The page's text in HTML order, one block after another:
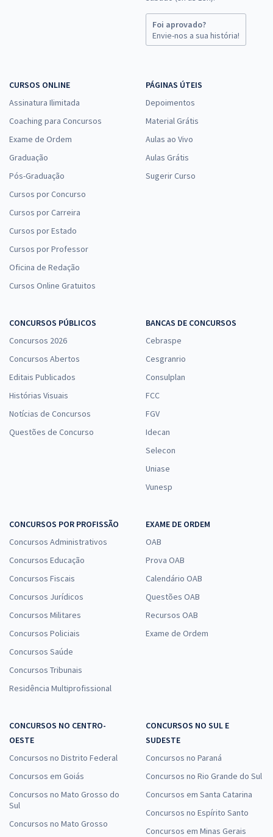
Foi aprovado?
Envie-nos a sua história!
CURSOS ONLINE
Assinatura Ilimitada
Coaching para Concursos
Exame de Ordem
Graduação
Pós-Graduação
Cursos por Concurso
Cursos por Carreira
Cursos por Estado
Cursos por Professor
Oficina de Redação
Cursos Online Gratuitos
PÁGINAS ÚTEIS
Depoimentos
Material Grátis
Aulas ao Vivo
Aulas Grátis
Sugerir Curso
CONCURSOS PÚBLICOS
Concursos 2026
Concursos Abertos
Editais Publicados
Histórias Visuais
Notícias de Concursos
Questões de Concurso
BANCAS DE CONCURSOS
Cebraspe
Cesgranrio
Consulplan
FCC
FGV
Idecan
Selecon
Uniase
Vunesp
CONCURSOS POR PROFISSÃO
Concursos Administrativos
Concursos Educação
Concursos Fiscais
Concursos Jurídicos
Concursos Militares
Concursos Policiais
Concursos Saúde
Concursos Tribunais
Residência Multiprofissional
EXAME DE ORDEM
OAB
Prova OAB
Calendário OAB
Questões OAB
Recursos OAB
Exame de Ordem
CONCURSOS NO CENTRO-
OESTE
Concursos no Distrito Federal
Concursos em Goiás
Concursos no Mato Grosso do
Sul
Concursos no Mato Grosso
CONCURSOS NO SUL E
SUDESTE
Concursos no Paraná
Concursos no Rio Grande do Sul
Concursos em Santa Catarina
Concursos no Espírito Santo
Concursos em Minas Gerais